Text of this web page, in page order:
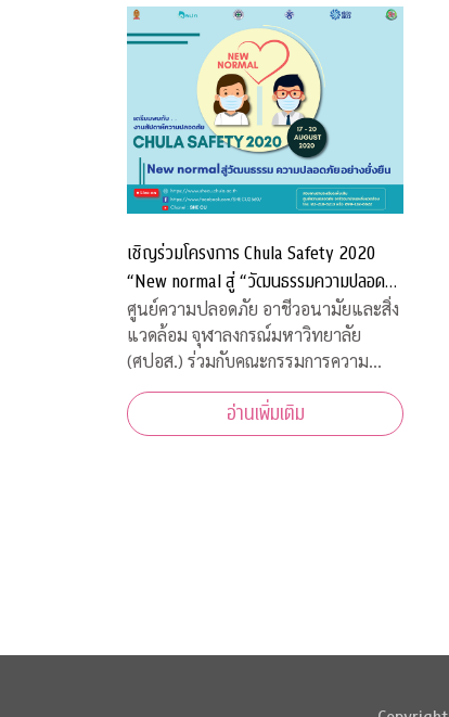
เชิญร่วมโครงการ Chula Safety 2020
“New normal สู่ “วัฒนธรรมความปลอดภัย
อย่างยั่งยืน”
ศูนย์ความปลอดภัย อาชีวอนามัยและสิ่ง
แวดล้อม จุฬาลงกรณ์มหาวิทยาลัย
(ศปอส.) ร่วมกับคณะกรรมการความ
ปลอดภัย อาชีวอนามัย และสภาพ
แวดล้อมในการทำงาน จุฬาลงกรณ์
มหาวิทยาลัย และภาคีเครือข่าย จัดงาน
อ่านเพิ่มเติม